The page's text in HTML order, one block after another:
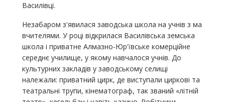
Василівці.
Незабаром з'явилася заводська школа на учнів з ма
вчителями. У році відкрилася Василівська земська
школа і приватне Алмазно-Юр'ївське комерційне
середнє училище, у якому навчалося учнів. До
культурних закладів у заводському селищі
належали: приватний цирк, де виступали циркові та
театральні трупи, кінематограф, так званий «літній